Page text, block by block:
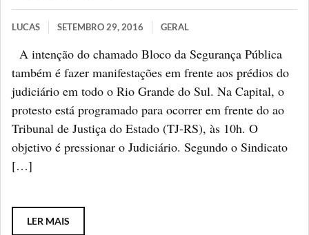
LUCAS SETEMBRO 29, 2016 GERAL
A intenção do chamado Bloco da Segurança Pública
também é fazer manifestações em frente aos prédios do
judiciário em todo o Rio Grande do Sul. Na Capital, o
protesto está programado para ocorrer em frente do ao
Tribunal de Justiça do Estado (TJ-RS), às 10h. O
objetivo é pressionar o Judiciário. Segundo o Sindicato
[…]
LER MAIS